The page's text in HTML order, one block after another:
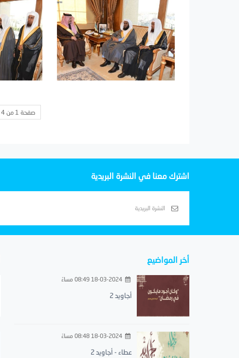
صفحة 1 من 4
اشترك معنا في النشرة البريدية
أخر المواضيع
أجاويد 2
عطاء - أجاويد 2